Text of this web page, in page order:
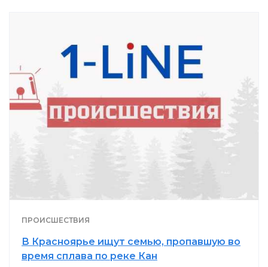
ПРОИСШЕСТВИЯ
В Красноярье ищут семью, пропавшую во
время сплава по реке Кан